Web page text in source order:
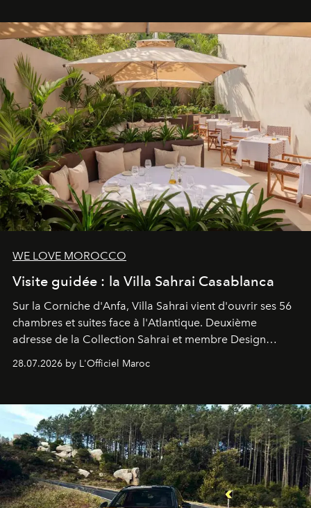
entièreté, entre science des émotions et rituels
reposants.
WE LOVE MOROCCO
Visite guidée : la Villa Sahrai Casablanca
Sur la Corniche d'Anfa, Villa Sahrai vient d'ouvrir ses 56
chambres et suites face à l'Atlantique. Deuxième
adresse de la Collection Sahrai et membre Design
Hotels, ce boutique-hôtel cinq étoiles signé Christophe
Pillet promet un lieu de vie complet. On y a déjeuné…
28.07.2026 by L'Officiel Maroc